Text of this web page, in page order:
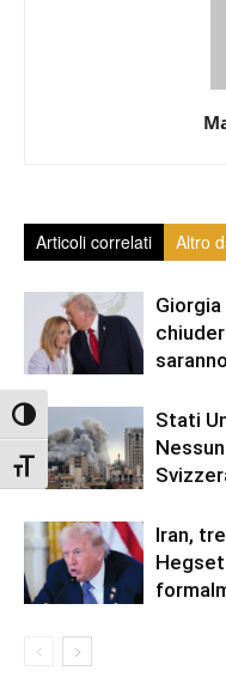
Attiva/disattiva alto
Attiva/disattiva dimensione
Articoli correlati Altro
Giorgia
Stati
Iran,